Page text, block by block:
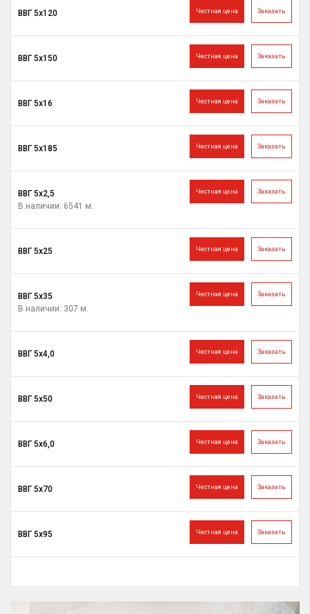
Заказать
Честная цена
ВВГ 5х120
Заказать
Честная цена
ВВГ 5х150
Заказать
Честная цена
ВВГ 5х16
Заказать
Честная цена
ВВГ 5х185
Заказать
Честная цена
ВВГ 5х2,5
В наличии: 6541 м.
Заказать
Честная цена
ВВГ 5х25
Заказать
Честная цена
ВВГ 5х35
В наличии: 307 м.
Заказать
Честная цена
ВВГ 5х4,0
Заказать
Честная цена
ВВГ 5х50
Заказать
Честная цена
ВВГ 5х6,0
Заказать
Честная цена
ВВГ 5х70
Заказать
Честная цена
ВВГ 5х95